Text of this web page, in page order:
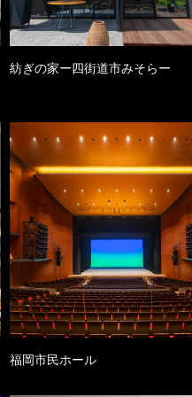
紡ぎの家ー四街道市みそらー
福岡市民ホール